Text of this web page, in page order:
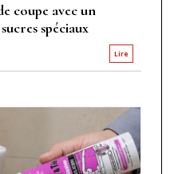
coupe avec un
spéciaux
Lire